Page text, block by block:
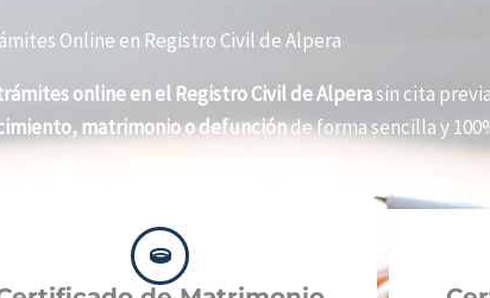
Online en Registro Civil de Alpera
online en el Registro Civil de Alperasin cita
matrimonio o defunciónde forma sencilla y